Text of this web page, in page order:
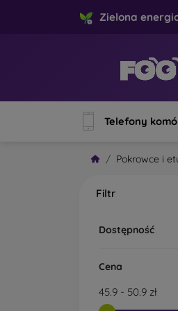
Zielona
Telefony
Pokrowce i
Filtr
Dostępność
Cena
45.9 - 50.9 zł